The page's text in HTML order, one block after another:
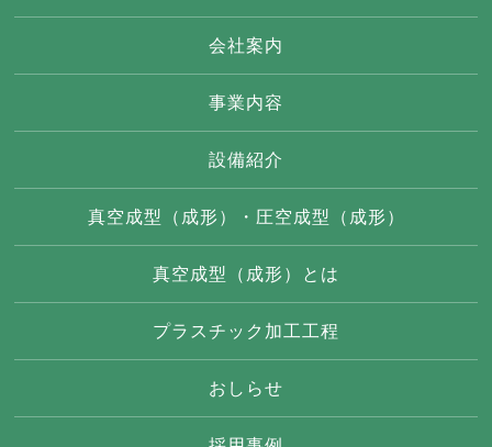
会社案内
事業内容
設備紹介
真空成型（成形）・圧空成型（成形）
真空成型（成形）とは
プラスチック加工工程
おしらせ